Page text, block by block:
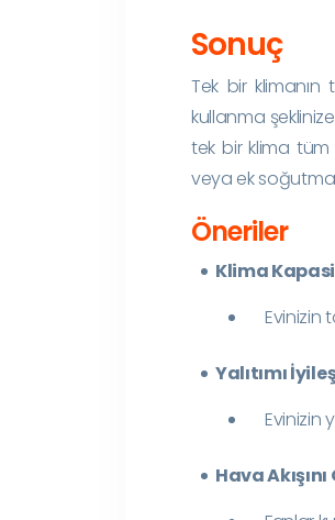
Sonuç
Tek bir klimanın
kullanma
tek bir klima
veya ek
Öneriler
Klima
Evinizin
Yalıtımı
Evinizin
Hava